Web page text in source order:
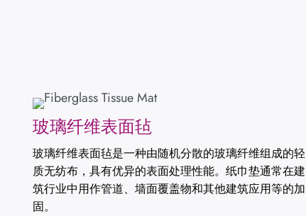
玻璃纤维表面毡
玻璃纤维表面毡是一种由随机分散的玻璃纤维组成的轻
质无纺布，具有优异的表面处理性能。纸巾垫通常在建
筑行业中用作管道、墙面覆盖物和其他建筑应用等的加
固。